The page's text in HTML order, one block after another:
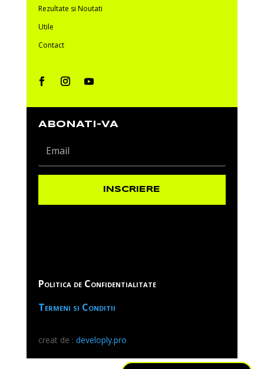
Rezultate si Noutati
Utile
Contact
ABONATI-VA
INSCRIERE
Politica de Confidentialitate
Termeni si Conditii
creat de : developly.pro